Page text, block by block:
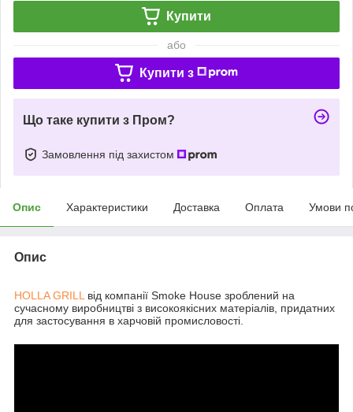
Купити
або
Купити з
Що таке купити з Пром?
Замовлення під захистом
Опис Характеристики Доставка Оплата Умови
Опис
HOLLA GRILL від компанії Smoke House зроблений на
сучасному виробництві з високоякісних матеріалів, придатних
для застосування в харчовій промисловості.